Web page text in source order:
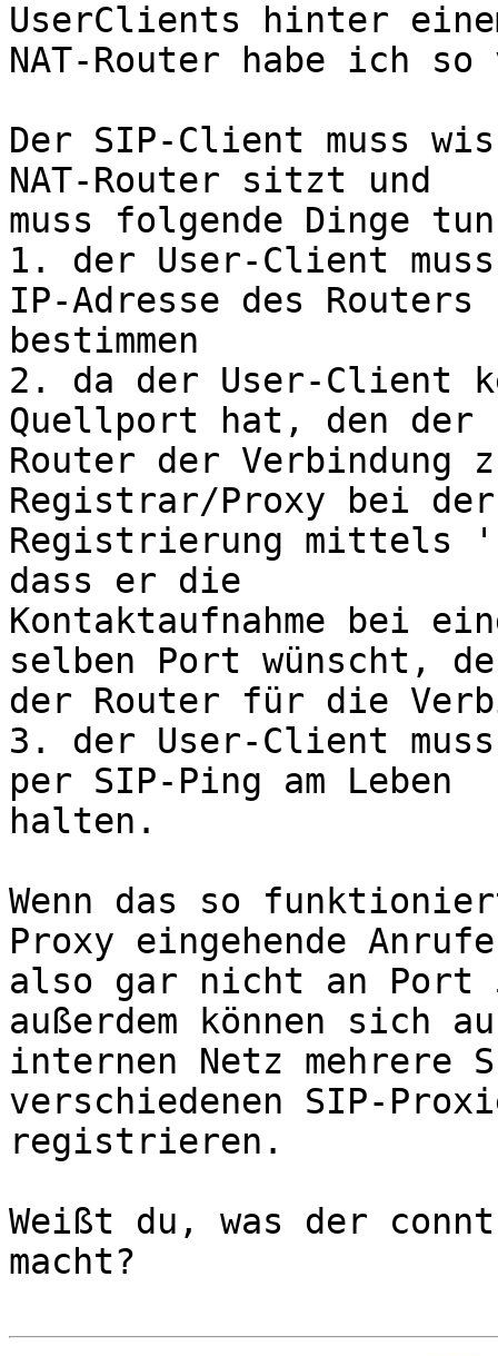
UserClients hinter
NAT-Router habe ich so
Der SIP-Client muss
NAT-Router sitzt und
muss folgende Dinge
1. der User-Client
IP-Adresse des Routers
bestimmen
2. da der User-Client
Quellport hat, den der
Router der Verbindung
Registrar/Proxy bei
Registrierung mittels
dass er die
Kontaktaufnahme bei
selben Port wünscht,
der Router für die
3. der User-Client
per SIP-Ping am Leben
halten.
Wenn das so
Proxy eingehende
also gar nicht an Port
außerdem können sich
internen Netz mehrere
verschiedenen SIP-
registrieren.
Weißt du, was der
macht?